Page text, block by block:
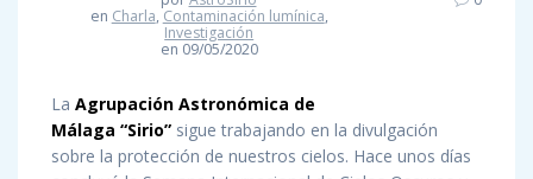
en Charla, Contaminación lumínica,
Investigación
en 09/05/2020
La Agrupación Astronómica de
Málaga “Sirio” sigue trabajando en la divulgación
sobre la protección de nuestros cielos. Hace unos días